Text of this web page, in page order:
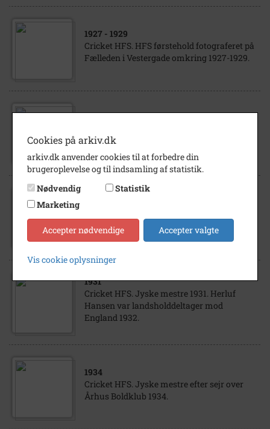
1927 - 1929
Cricket HFS. HFS førstehold fotograferet på
Fælleden i Vestergade omkring 1927-1929.
Silkeborg.1929.
Cricket HFS. HFS holdet i 1929.
1931
Cricket HFS. Jyske mestre 1931. Herluf
Hansen var landsholddeltager mod
England 1932.
1934
Cricket HFS. Jyske mestre efter sejr over
Århus Boldklub 1934.
Cookies på arkiv.dk
arkiv.dk anvender cookies til at forbedre din
brugeroplevelse og til indsamling af statistik.
Nødvendig
Statistik
Marketing
Accepter nødvendige Accepter valgte
Vis cookie oplysninger